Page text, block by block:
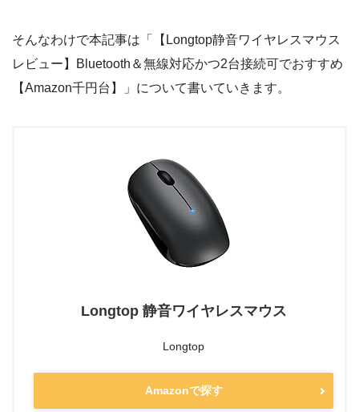
そんなわけで本記事は「【Longtop静音ワイヤレスマウス
レビュー】Bluetooth＆無線対応かつ2台接続可でおすすめ
【Amazon千円台】」について書いていきます。
Longtop 静音ワイヤレスマウス
Longtop
Amazonで探す